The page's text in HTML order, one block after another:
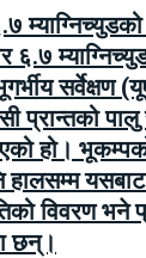
६.७
सर्वेक्षण
प्रान्तको पालु
हो।
हालसम्म
विवरण भने
छन्।